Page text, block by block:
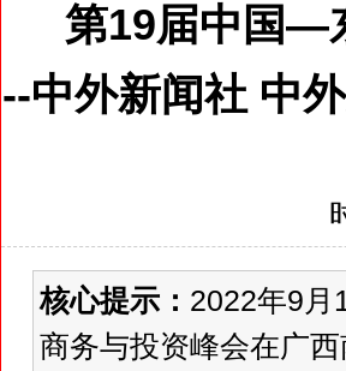
第19届中国—
--中外新闻社 中
核心提示： 2022年9
商务与投资峰会在广